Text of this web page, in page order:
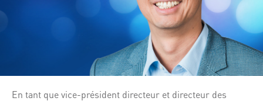
En tant que vice-président directeur et directeur des